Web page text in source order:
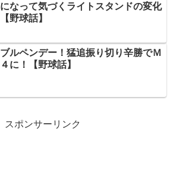
になって気づくライトスタンドの変化
【野球話】
ブルペンデー！猛追振り切り辛勝でＭ
４に！【野球話】
スポンサーリンク